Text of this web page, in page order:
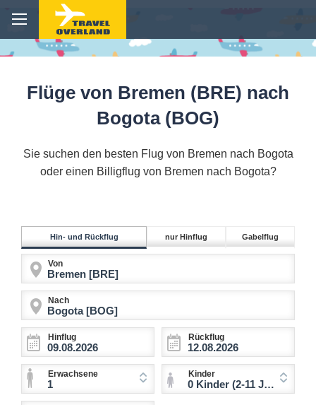
Flüge von Bremen (BRE) nach
Bogota (BOG)
Sie suchen den besten Flug von Bremen nach Bogota
oder einen Billigflug von Bremen nach Bogota?
Hin- und Rückflug nur Hinflug Gabelflug
Von
Nach
Hinflug Rückflug
Erwachsene
1
Kinder
0 Kinder (2-11 Jahre)